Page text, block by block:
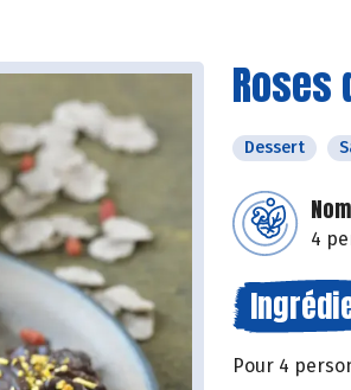
Dessert
4
Pour 4